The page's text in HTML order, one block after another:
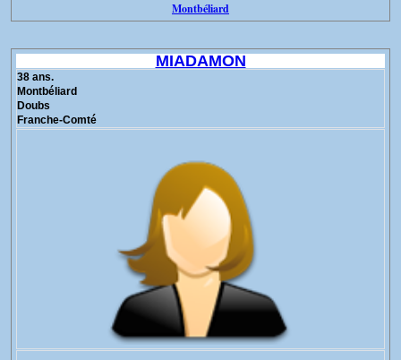
Montbéliard
MIADAMON
38 ans.
Montbéliard
Doubs
Franche-Comté